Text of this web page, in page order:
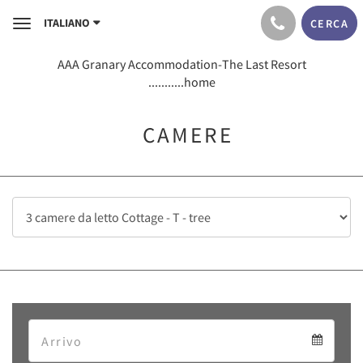
ToggleITALIANO CERCA
AAA Granary Accommodation-The Last Resort
...........home
CAMERE